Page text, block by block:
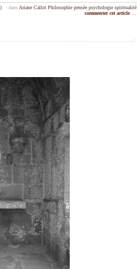
- dans Ariane Callot Philosophie pensée psychologie spiritualité
commenter cet article